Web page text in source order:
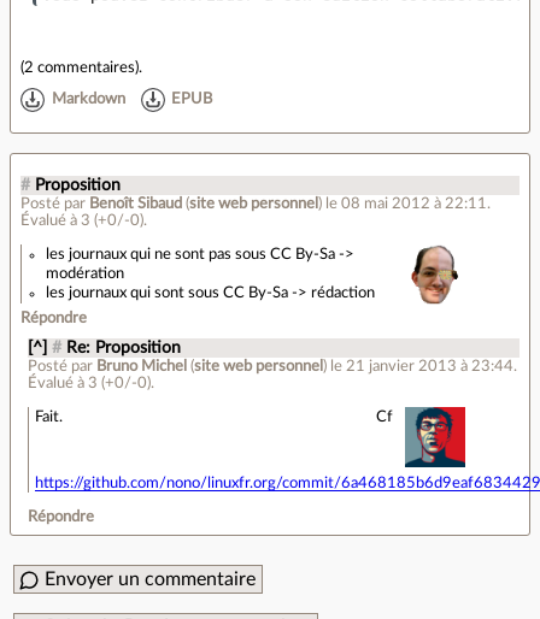
(2 commentaires).
Markdown EPUB
# Proposition
Posté par Benoît Sibaud (site web personnel ) le 08 mai 2012 à 22:11 .
Évalué à 3 (+0/-0).
les journaux qui ne sont pas sous CC By-Sa ->
modération
les journaux qui sont sous CC By-Sa -> rédaction
Répondre
[^] # Re: Proposition
Posté par Bruno Michel (site web personnel ) le 21 janvier 2013 à 23:44.
Évalué à 3 (+0/-0).
Fait. Cf
https://github.com/nono/linuxfr.org/commit/
Répondre
Envoyer un commentaire